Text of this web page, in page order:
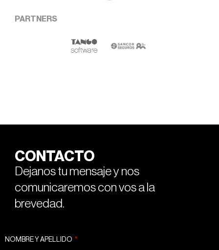
PARTNERS
CONTACTO
Dejanos tu mensaje y nos
comunicaremos con vos a la
brevedad.
NOMBRE Y APELLIDO